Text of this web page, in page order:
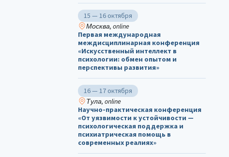
15 — 16 октября
Москва, online
Первая международная
междисциплинарная конференция
«Искусственный интеллект в
психологии: обмен опытом и
перспективы развития»
16 — 17 октября
Тула, online
Научно-практическая конференция
«От уязвимости к устойчивости —
психологическая поддержка и
психиатрическая помощь в
современных реалиях»